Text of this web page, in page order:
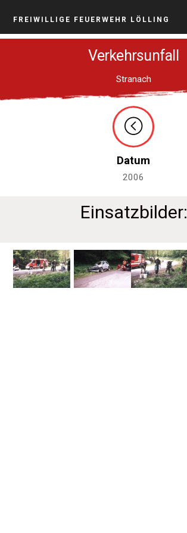
FREIWILLIGE FEUERWEHR LÖLLING
Verkehrsunfall
Stranach
Datum
2006
Einsatzbilder: